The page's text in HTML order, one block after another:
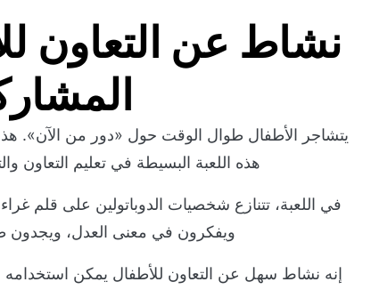
نشاط عن التعاون
يتشاجر الأطفال طوال الوقت حول «دور من الآن».
هذه اللعبة البسيطة في تعليم التعاون
في اللعبة، تتنازع شخصيات الدوباتولين على قلم
ويفكرون في معنى العدل، ويجدون
إنه نشاط سهل عن التعاون للأطفال يمكن